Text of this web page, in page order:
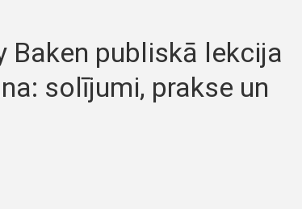
Baken publiskā lekcija
solījumi, prakse un